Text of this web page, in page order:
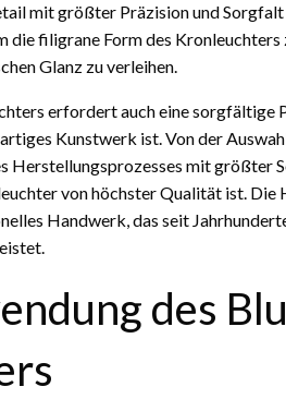
mit größter Präzision und
filigrane Form des Kronleuchters
Glanz zu verleihen.
erfordert auch eine sorgfältige
Kunstwerk ist. Von der
Herstellungsprozesses mit größter
von höchster Qualität ist. Die
Handwerk, das seit
des